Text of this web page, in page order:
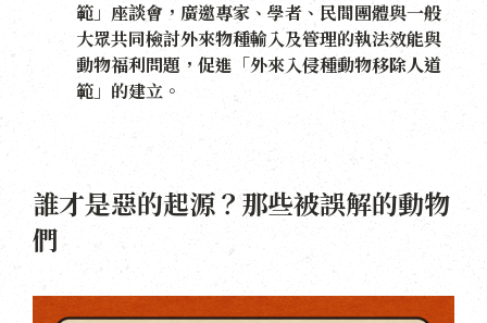
範」座談會，廣邀專家、學者、民間團體與一般
大眾共同檢討外來物種輸入及管理的執法效能與
動物福利問題，促進「外來入侵種動物移除人道
範」的建立。
誰才是惡的起源？那些被誤解的動物
們